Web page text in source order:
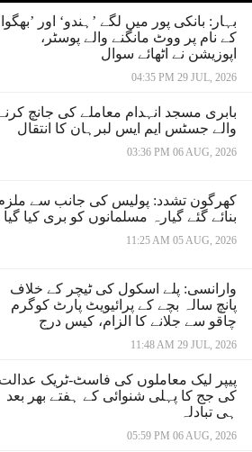
بہار: بانکی پور میں لگے ’ہندو‘ اور
کے نام پر ووٹ مانگنے والے پوسٹر،
اپوزیشن نے اٹھائے سوال
04:35 PM 29 JUL, 2026
بابری مسجد انہدام معاملے کی جانچ
والے جسٹس ایم ایس لبرہان کا انتقال
03:36 PM 06 AUG, 2026
کھرگون تشدد: پولیس کی جانب سے
بنائے گئے گیارہ مسلمانوں کو بری کیا گیا
11:25 AM 05 AUG, 2026
وارانسی: پلے اسکول کی ٹیچر کے خلاف
پانچ سالہ بچے کے پرائیویٹ پارٹ کوگرم
چاقو سے جلانے کا الزام، کیس درج
11:48 AM 29 JUL, 2026
پیپر لیک معاملوں کی فاسٹ-ٹریک عدالت
کی جج کا پہلی شنوائی کے ہفتے بھر بعد
ہی تبادلہ
05:59 PM 06 AUG, 2026